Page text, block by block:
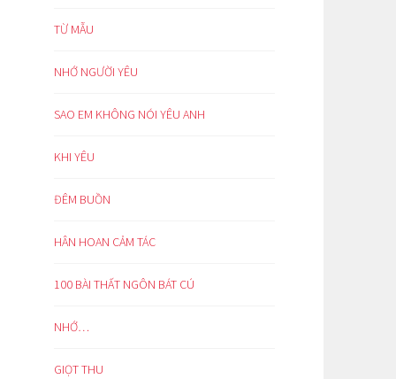
TỪ MẪU
NHỚ NGƯỜI YÊU
SAO EM KHÔNG NÓI YÊU ANH
KHI YÊU
ĐÊM BUỒN
HÂN HOAN CẢM TÁC
100 BÀI THẤT NGÔN BÁT CÚ
NHỚ…
GIỌT THU